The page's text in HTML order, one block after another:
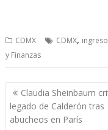
CDMX CDMX,
y Finanzas
Navegación
de
entradas
Claudia Sheinbaum
legado de Calderón tras
abucheos en París